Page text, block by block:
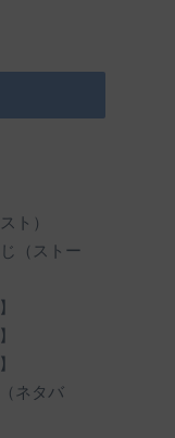
ト）
（ストー
ネタバ